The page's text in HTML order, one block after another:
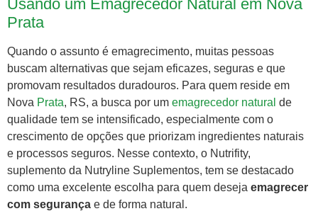
Usando um Emagrecedor Natural em Nova
Prata
Quando o assunto é emagrecimento, muitas pessoas
buscam alternativas que sejam eficazes, seguras e que
promovam resultados duradouros. Para quem reside em
Nova Prata, RS, a busca por um emagrecedor natural de
qualidade tem se intensificado, especialmente com o
crescimento de opções que priorizam ingredientes naturais
e processos seguros. Nesse contexto, o Nutrifity,
suplemento da Nutryline Suplementos, tem se destacado
como uma excelente escolha para quem deseja emagrecer
com segurança e de forma natural.